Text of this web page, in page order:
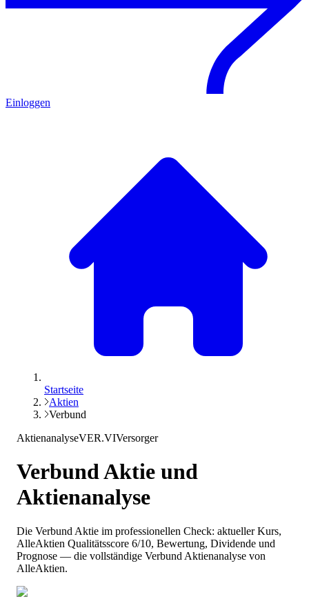
Einloggen
Startseite
Aktien
Verbund
AktienanalyseVER.VIVersorger
VerbundAktie und
Aktienanalyse
Die Verbund Aktie im professionellen Check: aktueller Kurs,
AlleAktien Qualitätsscore 6/10, Bewertung, Dividende und
Prognose — die vollständige Verbund Aktienanalyse von
AlleAktien.